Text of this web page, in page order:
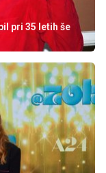
pri 35 letih še